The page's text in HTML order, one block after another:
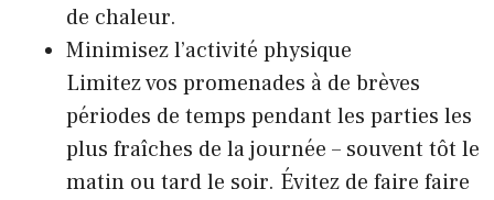
de chaleur.
Minimisez l’activité physique
Limitez vos promenades à de brèves
périodes de temps pendant les parties les
plus fraîches de la journée – souvent tôt le
matin ou tard le soir. Évitez de faire faire